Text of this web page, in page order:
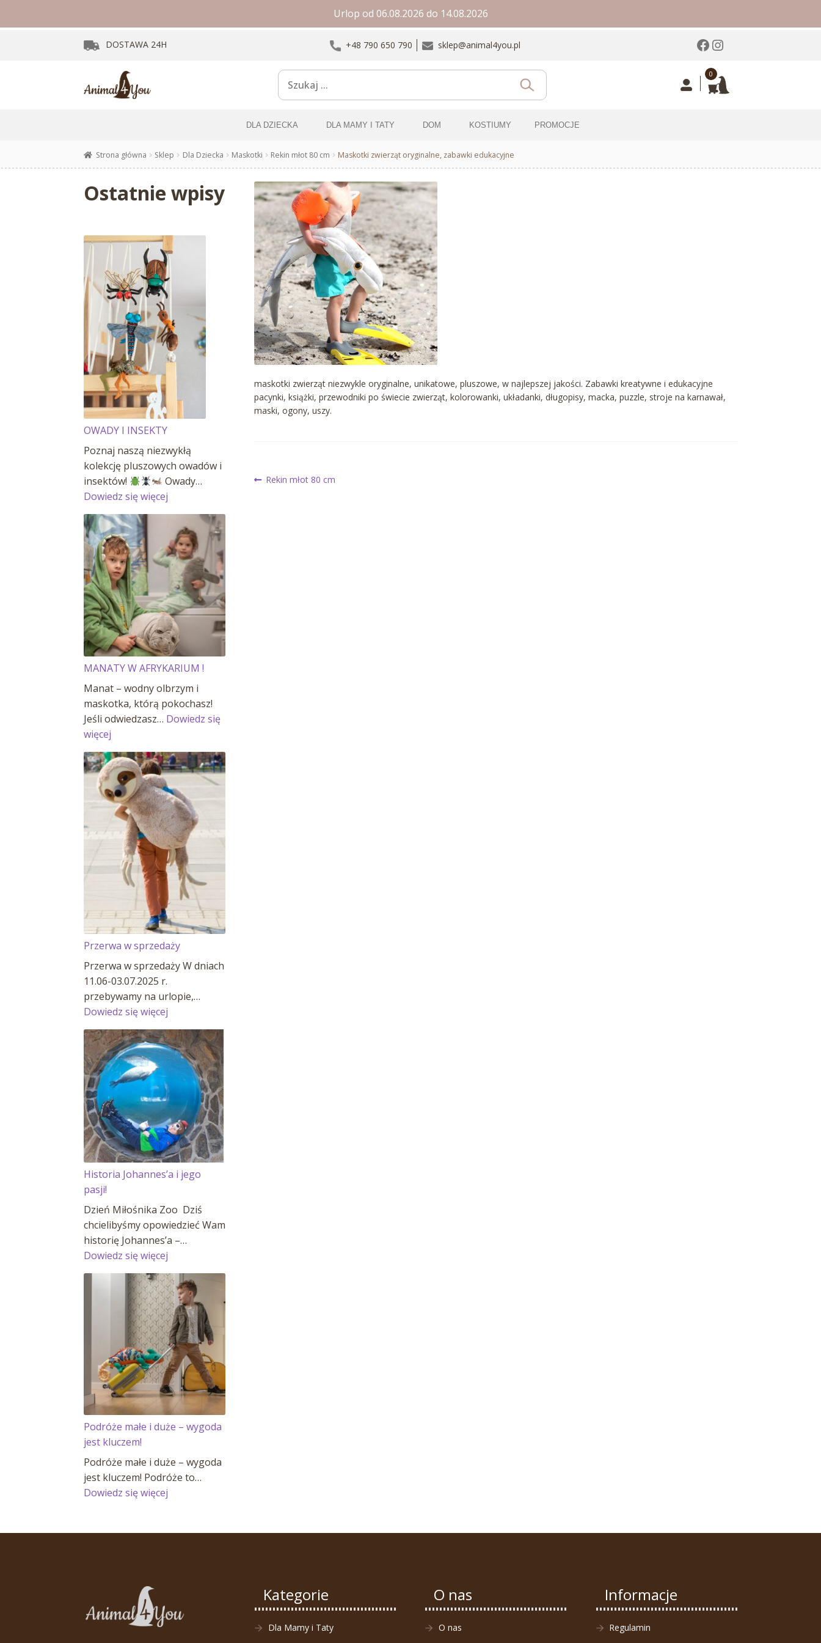
Urlop od 06.08.2026 do 14.08.2026
DOSTAWA 24H +48 790 650 790 sklep@animal4you.pl Facebook
Instagram
0
DLA DZIECKA DLA MAMY I TATY DOM KOSTIUMY PROMOCJE
Strona główna Sklep Dla Dziecka Maskotki Rekin młot 80 cm Maskotki zwierząt oryginalne, zabawki edukacyjne
maskotki zwierząt niezwykle oryginalne, unikatowe, pluszowe, w najlepszej jakości. Zabawki kreatywne i edukacyjne
pacynki, książki, przewodniki po świecie zwierząt, kolorowanki, układanki, długopisy, macka, puzzle, stroje na karnawał,
maski, ogony, uszy.
Nawigacja
Poprzedni
Rekin młot 80 cm
Ostatnie wpisy
OWADY I INSEKTY
Poznaj naszą niezwykłą
kolekcję pluszowych owadów i
insektów!
Owady…
Dowiedz się więcej:
OWADY
INSEKTY
MANATY W AFRYKARIUM !
Manat – wodny olbrzym i
maskotka, którą pokochasz!
Jeśli odwiedzasz… Dowiedz się
więcej:
MANATY
W
AFRYKARIUM
!
Przerwa w sprzedaży
Przerwa w sprzedaży W dniach
11.06-03.07.2025 r.
przebywamy na urlopie,…
Dowiedz się więcej:
Przerwa
w
sprzedaży
Historia Johannes’a i jego
pasji!
Dzień Miłośnika Zoo Dziś
chcielibyśmy opowiedzieć Wam
historię Johannes’a –…
Dowiedz się więcej:
Historia
Johannes’a
i
jego
pasji!
Podróże małe i duże – wygoda
jest kluczem!
Podróże małe i duże – wygoda
jest kluczem! Podróże to…
Dowiedz się więcej:
kluczem!
Kategorie
Dla Mamy i Taty
O nas
O nas
Informacje
Regulamin